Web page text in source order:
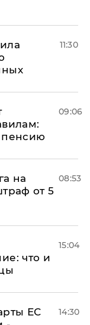
11:30
пенсию
09:06
на
от 5
08:53
что и
15:04
ЕС
14:30